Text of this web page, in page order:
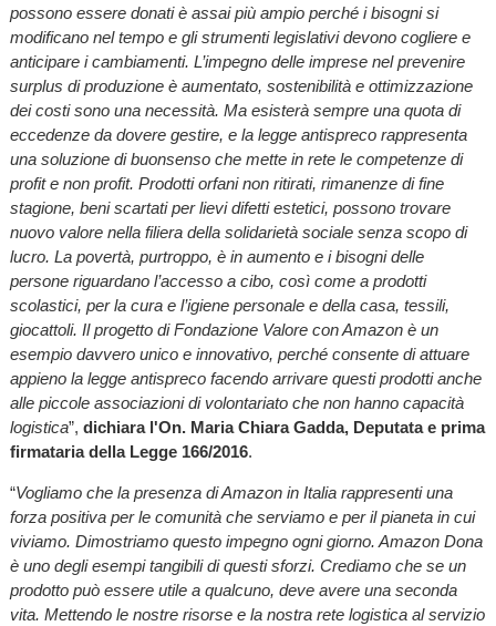
possono essere donati è assai più ampio perché i bisogni si
modificano nel tempo e gli strumenti legislativi devono cogliere e
anticipare i cambiamenti. L’impegno delle imprese nel prevenire
surplus di produzione è aumentato, sostenibilità e ottimizzazione
dei costi sono una necessità. Ma esisterà sempre una quota di
eccedenze da dovere gestire, e la legge antispreco rappresenta
una soluzione di buonsenso che mette in rete le competenze di
profit e non profit. Prodotti orfani non ritirati, rimanenze di fine
stagione, beni scartati per lievi difetti estetici, possono trovare
nuovo valore nella filiera della solidarietà sociale senza scopo di
lucro. La povertà, purtroppo, è in aumento e i bisogni delle
persone riguardano l’accesso a cibo, così come a prodotti
scolastici, per la cura e l’igiene personale e della casa, tessili,
giocattoli. Il progetto di Fondazione Valore con Amazon è un
esempio davvero unico e innovativo, perché consente di attuare
appieno la legge antispreco facendo arrivare questi prodotti anche
alle piccole associazioni di volontariato che non hanno capacità
logistica”, dichiara l'On. Maria Chiara Gadda, Deputata e prima
firmataria della Legge 166/2016.
“Vogliamo che la presenza di Amazon in Italia rappresenti una
forza positiva per le comunità che serviamo e per il pianeta in cui
viviamo. Dimostriamo questo impegno ogni giorno. Amazon Dona
è uno degli esempi tangibili di questi sforzi. Crediamo che se un
prodotto può essere utile a qualcuno, deve avere una seconda
vita. Mettendo le nostre risorse e la nostra rete logistica al servizio